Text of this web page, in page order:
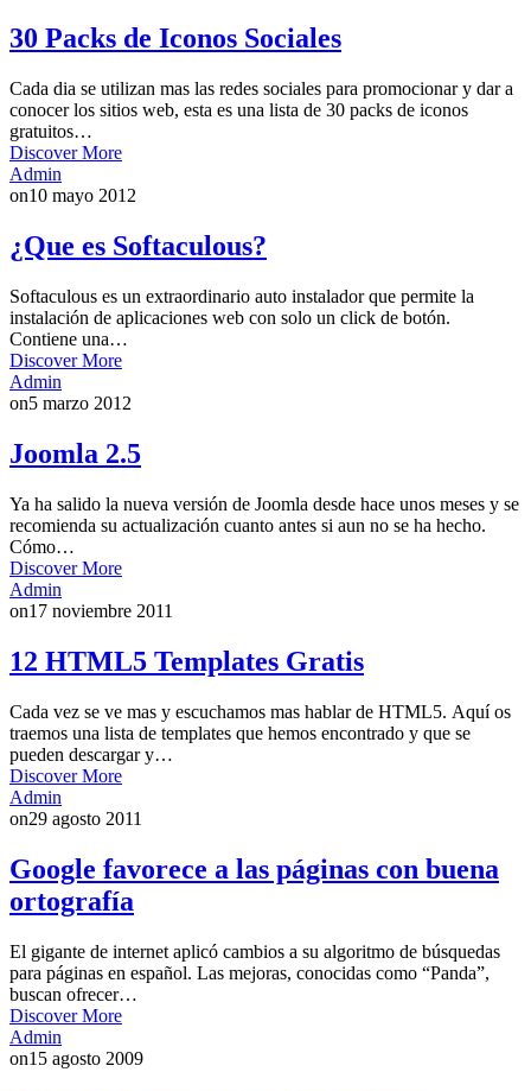
30 Packs de Iconos Sociales
Cada dia se utilizan mas las redes sociales para promocionar y dar a
conocer los sitios web, esta es una lista de 30 packs de iconos
gratuitos…
Discover More
Admin
on10 mayo 2012
¿Que es Softaculous?
Softaculous es un extraordinario auto instalador que permite la
instalación de aplicaciones web con solo un click de botón.
Contiene una…
Discover More
Admin
on5 marzo 2012
Joomla 2.5
Ya ha salido la nueva versión de Joomla desde hace unos meses y se
recomienda su actualización cuanto antes si aun no se ha hecho.
Cómo…
Discover More
Admin
on17 noviembre 2011
12 HTML5 Templates Gratis
Cada vez se ve mas y escuchamos mas hablar de HTML5. Aquí os
traemos una lista de templates que hemos encontrado y que se
pueden descargar y…
Discover More
Admin
on29 agosto 2011
Google favorece a las páginas con buena
ortografía
El gigante de internet aplicó cambios a su algoritmo de búsquedas
para páginas en español. Las mejoras, conocidas como “Panda”,
buscan ofrecer…
Discover More
Admin
on15 agosto 2009